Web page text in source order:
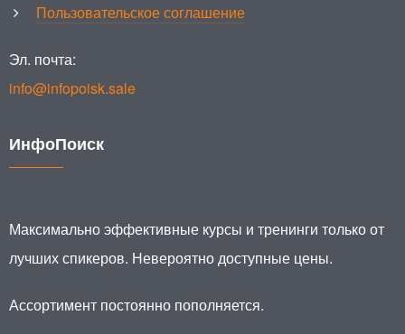
Пользовательское соглашение
Эл. почта:
info@infopoisk.sale
ИнфоПоиск
Максимально эффективные курсы и тренинги только от
лучших спикеров. Невероятно доступные цены.
Ассортимент постоянно пополняется.